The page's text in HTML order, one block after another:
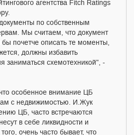
агентства Fitch Ratings
по собственным
Мы считаем, что документ
почетче описать те моменты,
должны избавить
заниматься схемотехникой", -
особенное внимание ЦБ
с недвижимостью. И.Жук
ЦБ, часто встречаются
в себе ликвидности и
очень часто бывает, что